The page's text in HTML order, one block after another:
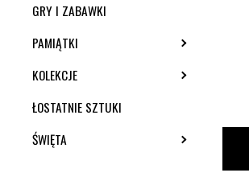
GRY I ZABAWKI
PAMIĄTKI
KOLEKCJE
ŁOSTATNIE SZTUKI
ŚWIĘTA